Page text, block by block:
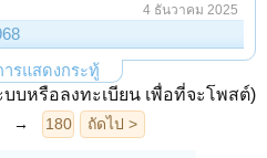
4 ธันวาคม 2025
ารแสดงกระทู้
บหรือลงทะเบียน เพื่อที่จะโพสต์)